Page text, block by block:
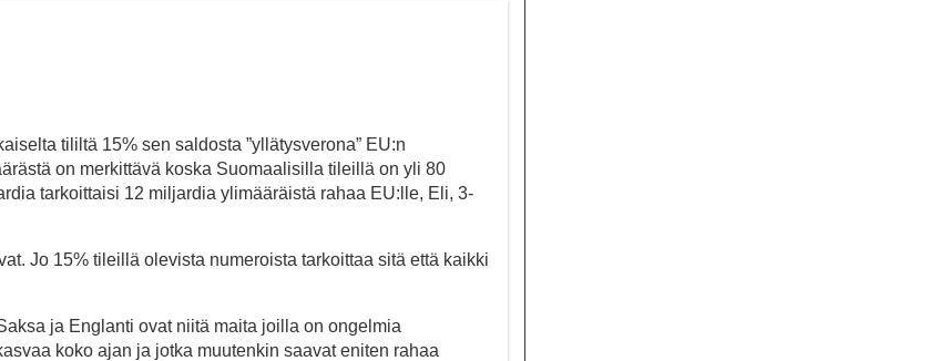
tililtä 15% sen saldosta ”yllätysverona” EU:n
on merkittävä koska Suomaalisilla tileillä on yli 80
tarkoittaisi 12 miljardia ylimääräistä rahaa EU:lle, Eli, 3-
Jo 15% tileillä olevista numeroista tarkoittaa sitä että kaikki
ja Englanti ovat niitä maita joilla on ongelmia
koko ajan ja jotka muutenkin saavat eniten rahaa